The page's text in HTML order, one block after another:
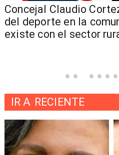
Concejal Claudio
del deporte en la
existe con el sector
IR A RECIENTE